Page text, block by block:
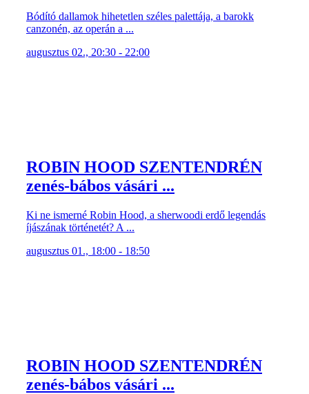
Bódító dallamok hihetetlen széles palettája, a barokk
canzonén, az operán a ...
augusztus 02., 20:30 - 22:00
ROBIN HOOD SZENTENDRÉN
zenés-bábos vásári ...
Ki ne ismerné Robin Hood, a sherwoodi erdő legendás
íjászának történetét? A ...
augusztus 01., 18:00 - 18:50
ROBIN HOOD SZENTENDRÉN
zenés-bábos vásári ...